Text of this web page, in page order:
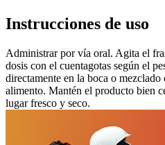
Instrucciones de uso
Administrar por vía oral. Agita el
dosis con el cuentagotas según el
directamente en la boca o
alimento. Mantén el producto bien
lugar fresco y seco.